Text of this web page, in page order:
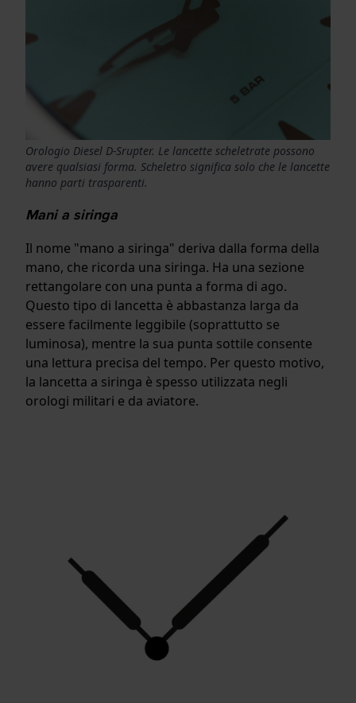
Orologio Diesel D-Srupter. Le lancette scheletrate possono
avere qualsiasi forma. Scheletro significa solo che le lancette
hanno parti trasparenti.
Mani a siringa
Il nome "mano a siringa" deriva dalla forma della
mano, che ricorda una siringa. Ha una sezione
rettangolare con una punta a forma di ago.
Questo tipo di lancetta è abbastanza larga da
essere facilmente leggibile (soprattutto se
luminosa), mentre la sua punta sottile consente
una lettura precisa del tempo. Per questo motivo,
la lancetta a siringa è spesso utilizzata negli
orologi militari e da aviatore.